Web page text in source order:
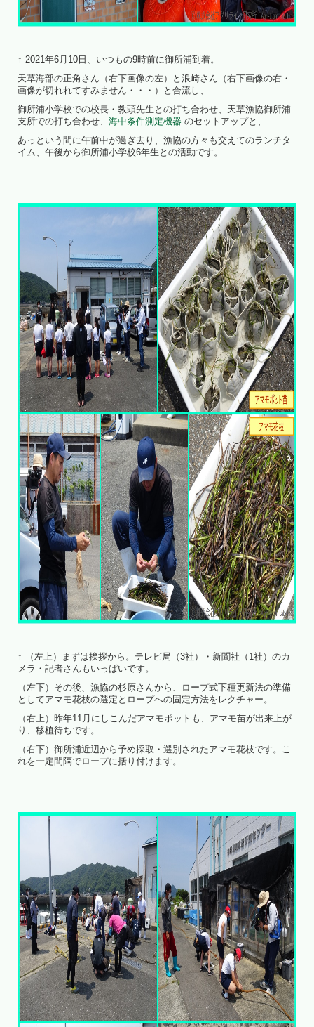
↑ 2021年6月10日、いつもの9時前に御所浦到着。
天草海部の正角さん（右下画像の左）と浪崎さん（右下画像の右・
画像が切れれてすみません・・・）と合流し、
御所浦小学校での校長・教頭先生との打ち合わせ、天草漁協御所浦
支所での打ち合わせ、 海中条件測定機器 のセットアップと、
あっという間に午前中が過ぎ去り、漁協の方々も交えてのランチタ
イム、午後から御所浦小学校6年生との活動です。
↑ （左上）まずは挨拶から。テレビ局（3社）・新聞社（1社）のカ
メラ・記者さんもいっぱいです。
（左下）その後、漁協の杉原さんから、ロープ式下種更新法の準備
としてアマモ花枝の選定とロープへの固定方法をレクチャー。
（右上）昨年11月にしこんだアマモポットも、アマモ苗が出来上が
り、移植待ちです。
（右下）御所浦近辺から予め採取・選別されたアマモ花枝です。こ
れを一定間隔でロープに括り付けます。